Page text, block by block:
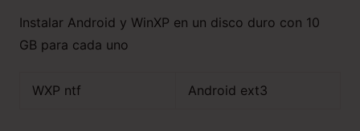
Instalar Android y WinXP en un disco duro con 10
GB para cada uno
WXP ntf Android ext3